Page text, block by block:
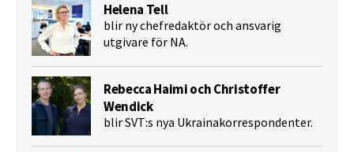
Helena Tell
blir ny chefredaktör och ansvarig
utgivare för NA.
Rebecca Haimi och Christoffer
Wendick
blir SVT:s nya Ukrainakorrespondenter.